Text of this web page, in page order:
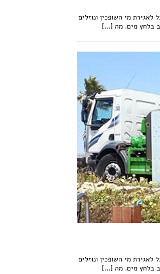
מי השופכין ונוזלים
בלחץ מים. מה [...]
מי השופכין ונוזלים
בלחץ מים. מה [...]